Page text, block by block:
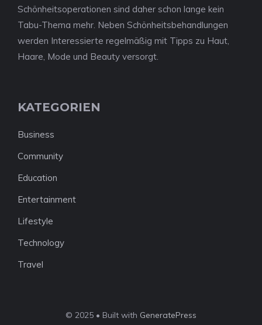
Schönheitsoperationen sind daher schon lange kein
Tabu-Thema mehr. Neben Schönheitsbehandlungen
werden Interessierte regelmäßig mit Tipps zu Haut,
Haare, Mode und Beauty versorgt.
KATEGORIEN
Business
Community
Education
Entertainment
Lifestyle
Technology
Travel
© 2025 • Built with GeneratePress